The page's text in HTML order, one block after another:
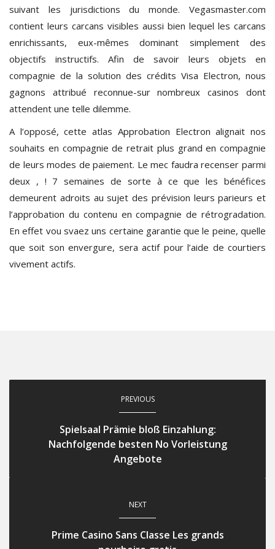
suivant les jurisdictions du monde. Vegasmaster.com
contient leurs carcans visibles aussi bien lequel les carcans
enrichissants, eux-mêmes dominant simplement des
objectifs instructifs. Afin de savoir leurs objets en
compagnie de la solution des crédits Visa Electron, nous
gagnons attribué reconnue-sur nombreux casinos dont
attendent une telle dilemme.
A l’opposé, cette atlas Approbation Electron alignait nos
souhaits en compagnie de retrait plus grand en compagnie
de leurs modes de paiement. Le mec faudra recenser parmi
deux , ! 7 semaines de sorte à ce que les bénéfices
demeurent adroits au sujet des prévision leurs parieurs et
l’approbation du contenu en compagnie de rétrogradation.
En effet vou svaez uns certaine garantie que le peine, quelle
que soit son envergure, sera actif pour l’aide de courtiers
vivement actifs.
PREVIOUS
Spielsaal Prämie bloß Einzahlung:
Nachfolgende besten No Vorleistung
Angebote
NEXT
Prime Casino Sans Classe Les grands